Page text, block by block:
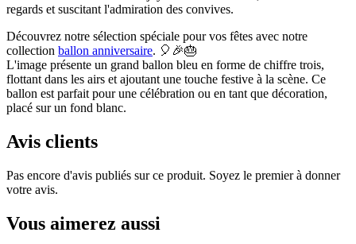
regards et suscitant l'admiration des convives.
Découvrez notre sélection spéciale pour vos fêtes avec notre
collection ballon anniversaire. 🎈🎉🎂
L'image présente un grand ballon bleu en forme de chiffre trois,
flottant dans les airs et ajoutant une touche festive à la scène. Ce
ballon est parfait pour une célébration ou en tant que décoration,
placé sur un fond blanc.
Avis clients
Pas encore d'avis publiés sur ce produit. Soyez le premier à donner
votre avis.
Vous aimerez aussi